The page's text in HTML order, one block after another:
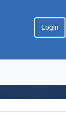
Login